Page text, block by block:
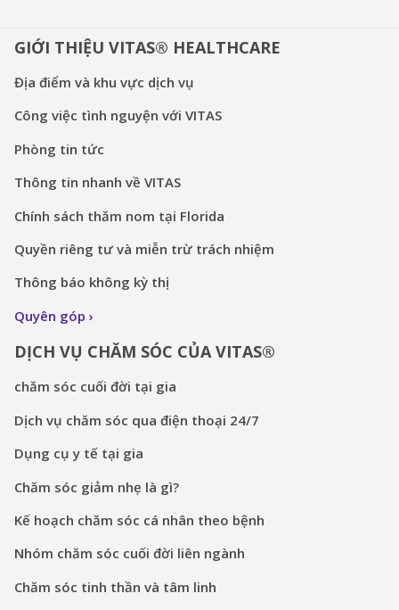
GIỚI THIỆU VITAS® HEALTHCARE
Địa điểm và khu vực dịch vụ
Công việc tình nguyện với VITAS
Phòng tin tức
Thông tin nhanh về VITAS
Chính sách thăm nom tại Florida
Quyền riêng tư và miễn trừ trách nhiệm
Thông báo không kỳ thị
Quyên góp
DỊCH VỤ CHĂM SÓC CỦA VITAS®
chăm sóc cuối đời tại gia
Dịch vụ chăm sóc qua điện thoại 24/7
Dụng cụ y tế tại gia
Chăm sóc giảm nhẹ là gì?
Kế hoạch chăm sóc cá nhân theo bệnh
Nhóm chăm sóc cuối đời liên ngành
Chăm sóc tinh thần và tâm linh